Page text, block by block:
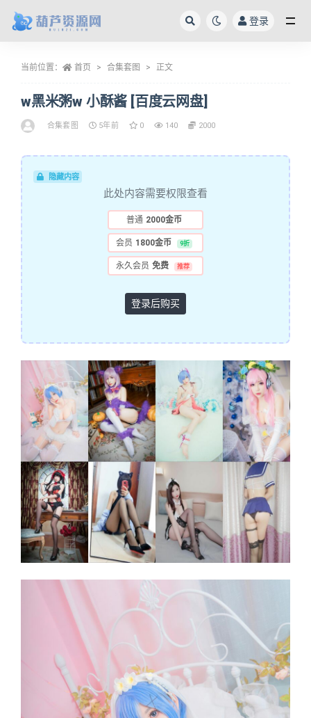
登录
当前位置： 首页 合集套图 正文
w黑米粥w 小酥酱 [百度云网盘]
合集套图 5年前 0 140 2000
隐藏内容
此处内容需要权限查看
普通 2000金币
会员 1800金币 9折
永久会员 免费 推荐
登录后购买